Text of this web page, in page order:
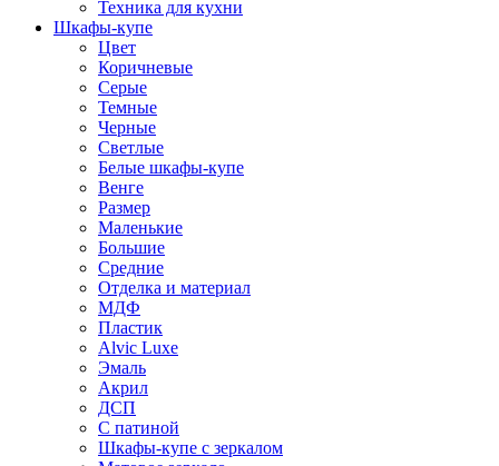
Техника для кухни
Шкафы-купе
Цвет
Коричневые
Серые
Темные
Черные
Светлые
Белые шкафы-купе
Венге
Размер
Маленькие
Большие
Средние
Отделка и материал
МДФ
Пластик
Alvic Luxe
Эмаль
Акрил
ДСП
С патиной
Шкафы-купе с зеркалом